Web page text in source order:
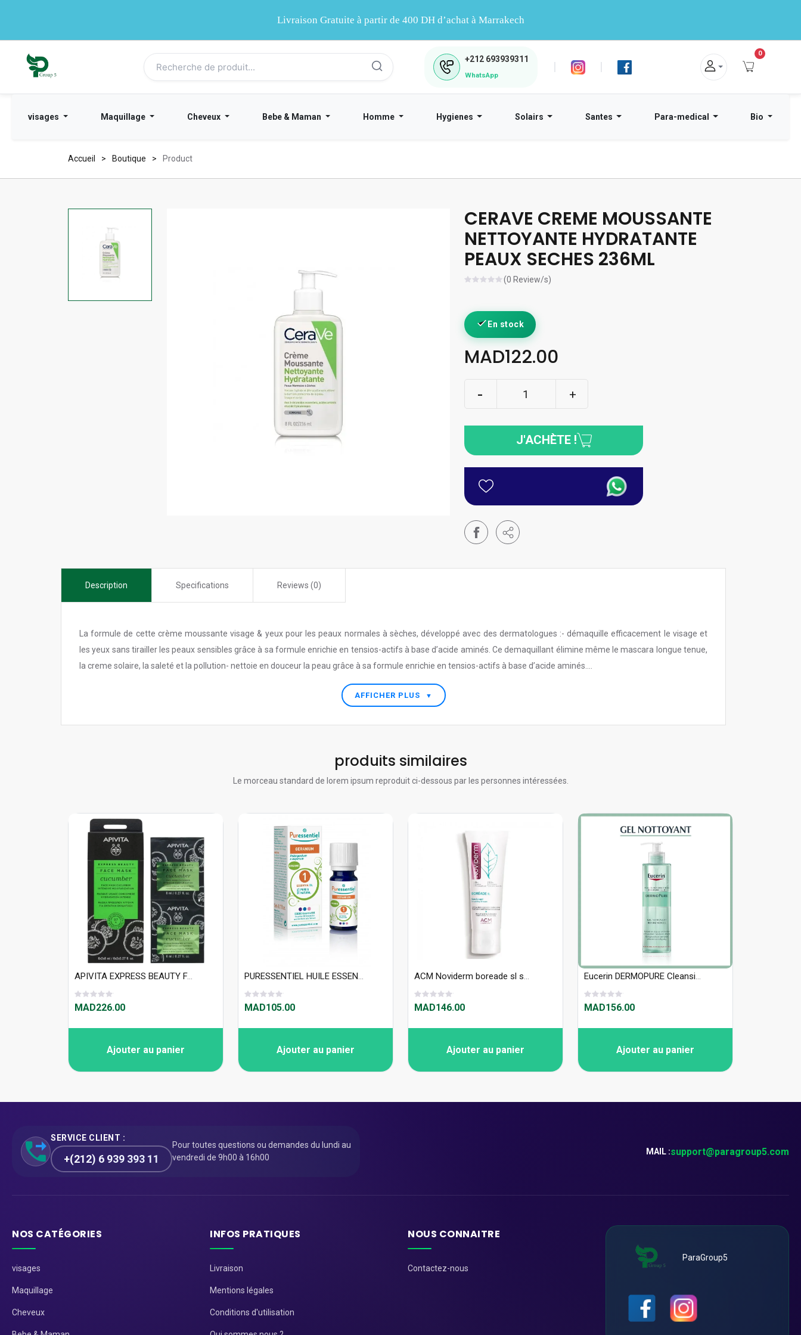
Livraison Gratuite à partir de 400 DH d’achat à Marrakech
+212 693939311
WhatsApp
| |
0
visages Maquillage Cheveux Bebe & Maman Homme Hygienes Solairs Santes Para-medical Bio
Accueil Boutique Product
CERAVE CREME MOUSSANTE
NETTOYANTE HYDRATANTE
PEAUX SECHES 236ML
(0 Review/s)
En stock
MAD122.00
J'ACHÈTE !
Description Specifications Reviews (0)
La formule de cette crème moussante visage & yeux pour les peaux normales à sèches, développé avec des dermatologues :- démaquille efficacement le visage et
les yeux sans tirailler les peaux sensibles grâce à sa formule enrichie en tensios-actifs à base d’acide aminés. Ce demaquillant élimine même le mascara longue tenue,
la creme solaire, la saleté et la pollution- nettoie en douceur la peau grâce à sa formule enrichie en tensios-actifs à base d’acide aminés....
AFFICHER PLUS ▼
produits similaires
Le morceau standard de lorem ipsum reproduit ci-dessous par les personnes intéressées.
APIVITA EXPRESS BEAUTY FACE MASK CUMCUMBER INTENSE 2X8MLX6
MAD226.00
Ajouter au panier
PURESSENTIEL HUILE ESSENTIELLE GERANIUM BIO 5ML
MAD105.00
Ajouter au panier
ACM Noviderm boreade sl soin lissant anti imperfection 40ml
MAD146.00
Ajouter au panier
Eucerin DERMOPURE Cleansing Gel - 200ml
MAD156.00
Ajouter au panier
SERVICE CLIENT :
+(212) 6 939 393 11
Pour toutes questions ou demandes du lundi au
vendredi de 9h00 à 16h00
MAIL :support@paragroup5.com
NOS CATÉGORIES
visages
Maquillage
Cheveux
INFOS PRATIQUES
Livraison
Mentions légales
Conditions d'utilisation
NOUS CONNAITRE
Contactez-nous
ParaGroup5